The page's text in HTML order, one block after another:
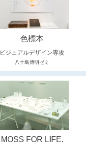
色標本
ビジュアルデザイン専攻
八十島博明ゼミ
MOSS FOR LIFE.